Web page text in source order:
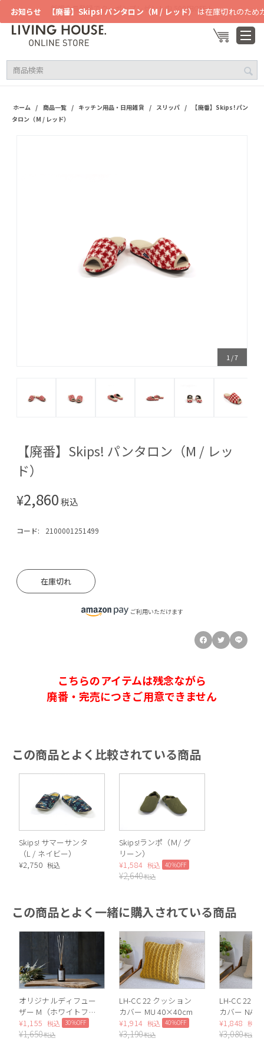
お知らせ 【廃番】Skips! パンタロン（M / レッド） は在庫切れのため
新規会員登録でクーポンプレゼント中 500円OFF！
ホーム / 商品一覧 / キッチン用品・日用雑貨 / スリッパ /
【廃番】Skips! パン
タロン（M / レッド）
1 /7
【廃番】Skips! パンタロン（M / レッ
ド）
¥2,860税込
コード: 2100001251499
在庫切れ
ご利用いただけます
こちらのアイテムは残念ながら
廃番・完売につきご用意できません
この商品とよく比較されている商品
Skips! サマーサンタ
（L / ネイビー）
¥2,750 税込
Skips!ランポ（Ｍ/ グ
リーン）
¥1,584 税込 40%OFF
¥2,640税込
この商品とよく一緒に購入されている商品
オリジナルディフュー
ザー M（ホワイトフ
ローラル）
¥1,155 税込 30%OFF
¥1,650税込
LH-CC 22 クッション
カバー MU 40×40cm
¥1,914 税込 40%OFF
¥3,190税込
LH-CC 22
カバー NA
¥1,848 税込
¥3,080税込